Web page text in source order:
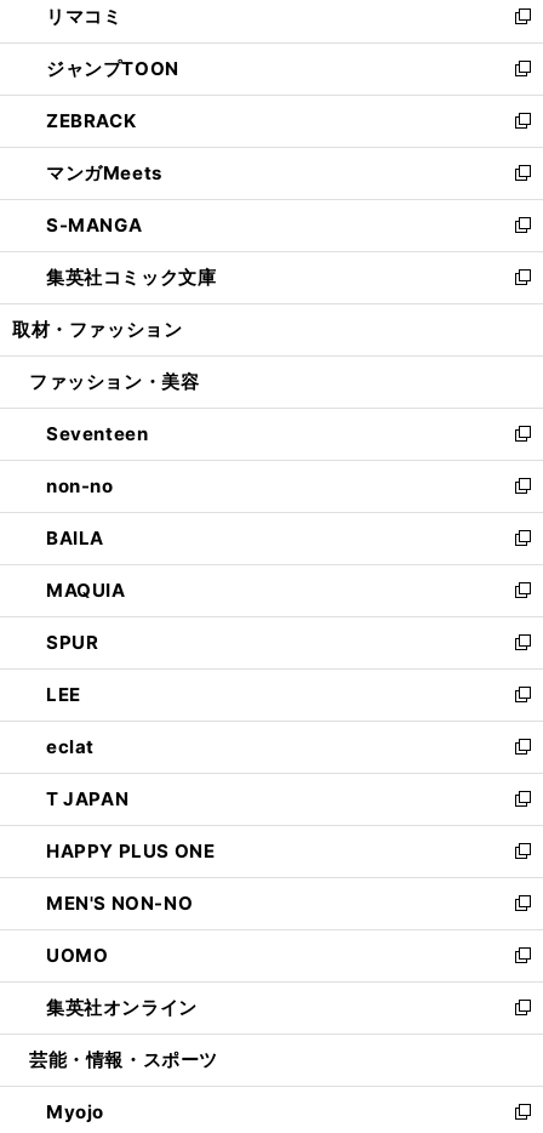
で
開
く
ド
ウ
で
開
く
ィ
ン
ド
ウ
で
開
く
い
ウ
ィ
ン
ド
ウ
で
開
く
リマコミ
新
し
い
ウ
ィ
ン
ド
ウ
で
開
く
ジャンプTOON
新
し
い
ウ
ィ
ン
ド
ウ
で
開
ZEBRACK
新
し
い
ウ
ィ
ン
ド
ウ
開
マンガMeets
新
し
い
ウ
ィ
ン
ウ
開
く
S-MANGA
新
し
い
ウ
ン
ウ
で
開
く
集英社コミック文庫
新
し
ウ
ン
ド
ウ
で
開
く
取材・ファッション
ファッション・美容
Seventeen
新
し
い
ウ
ィ
ン
ド
ウ
で
開
く
non-no
新
し
い
ウ
ィ
ン
ド
ウ
で
開
く
BAILA
新
し
い
ウ
ィ
ン
ド
ウ
で
開
く
MAQUIA
新
し
い
ウ
ィ
ン
ド
ウ
で
開
く
SPUR
新
し
い
ウ
ィ
ン
ド
ウ
で
開
く
LEE
新
し
い
ウ
ィ
ン
ド
ウ
で
開
く
eclat
新
し
い
ウ
ィ
ン
ド
ウ
で
開
く
T JAPAN
新
し
い
ウ
ィ
ン
ド
ウ
で
開
HAPPY PLUS ONE
新
し
い
ウ
ィ
ン
ド
ウ
開
く
MEN'S NON-NO
新
し
い
ウ
ィ
ン
ウ
で
UOMO
新
し
い
ウ
ン
ド
集英社オンライン
新
し
ウ
ィ
芸能・情報・スポーツ
Myojo
新